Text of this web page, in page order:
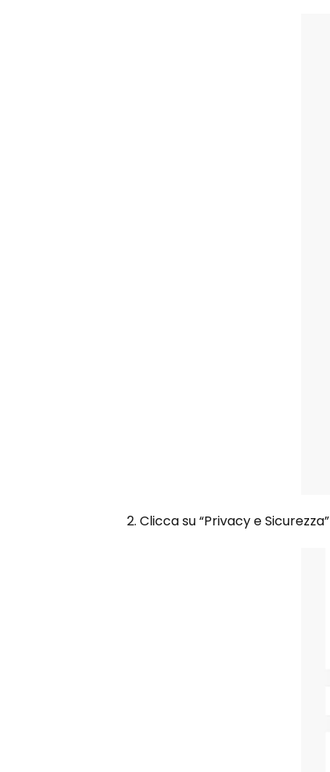
2. Clicca su “Privacy e Sicurezza”